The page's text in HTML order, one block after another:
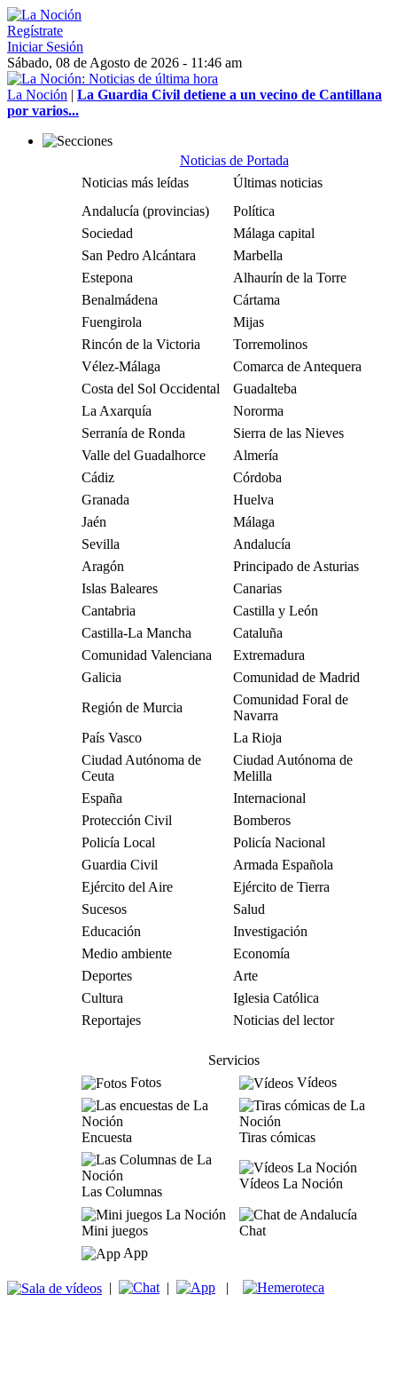
Regístrate
Iniciar Sesión
Sábado, 08 de Agosto de 2026 - 11:46 am
La Noción | La Guardia Civil detiene a un vecino de Cantillana
por varios...
Noticias de Portada
Noticias más leídas
Últimas noticias
Andalucía (provincias)
Política
Sociedad
Málaga capital
San Pedro Alcántara
Marbella
Estepona
Alhaurín de la Torre
Benalmádena
Cártama
Fuengirola
Mijas
Rincón de la Victoria
Torremolinos
Vélez-Málaga
Comarca de Antequera
Costa del Sol Occidental
Guadalteba
La Axarquía
Nororma
Serranía de Ronda
Sierra de las Nieves
Valle del Guadalhorce
Almería
Cádiz
Córdoba
Granada
Huelva
Jaén
Málaga
Sevilla
Andalucía
Aragón
Principado de Asturias
Islas Baleares
Canarias
Cantabria
Castilla y León
Castilla-La Mancha
Cataluña
Comunidad Valenciana
Extremadura
Galicia
Comunidad de Madrid
Región de Murcia
Comunidad Foral de
Navarra
País Vasco
La Rioja
Ciudad Autónoma de
Ceuta
Ciudad Autónoma de
Melilla
España
Internacional
Protección Civil
Bomberos
Policía Local
Policía Nacional
Guardia Civil
Armada Española
Ejército del Aire
Ejército de Tierra
Sucesos
Salud
Educación
Investigación
Medio ambiente
Economía
Deportes
Arte
Cultura
Iglesia Católica
Reportajes
Noticias del lector
Servicios
Fotos
Vídeos
Encuesta Tiras cómicas
Las Columnas
Vídeos La Noción
Mini juegos
Chat
App
| | |